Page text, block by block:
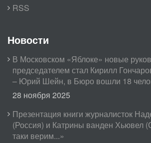
RSS
Новости
В Московском «Яблоке» новые
председателем стал Кирилл
– Юрий Шейн, в Бюро вошли 18
28 ноября 2025
Презентация книги журналисток
(Россия) и Катрины ванден
таки верим...»